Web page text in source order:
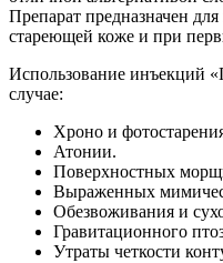
Препарат предназначен
стареющей коже и при
Использование инъекций
случае:
Хроно и
Атонии.
Поверхностных
Выраженных
Обезвоживания и
Гравитационного
Утраты четкости